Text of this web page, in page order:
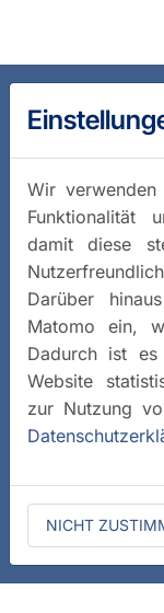
Wir
Funktionalität
damit diese
Darüber
Matomo ein,
Dadurch ist
Website
zur Nutzung
NICHT